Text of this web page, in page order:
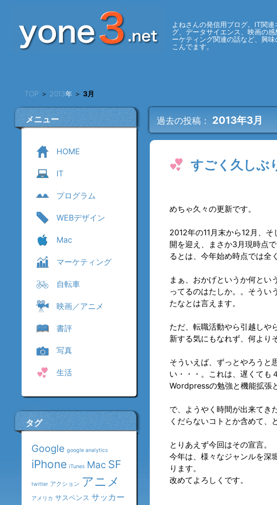
よねさんの発信用ブログ。IT関
グ、データサイエンス、映画の
ーケティング関連の話など、興
こんでます。
TOP ＞ 2013年 ＞3月
メニュー
HOME
IT
プログラム
WEBデザイン
Mac
マーケティング
自転車
映画／アニメ
書評
写真
生活
タグ
Google google analytics
iPhone iTunes Mac SF
twitter アクション アニメ
アメリカ サスペンス サッカー
過去の投稿： 2013年3月
すごく久しぶ
めちゃ久々の更新です。
2012年の11月末から12月、
開を迎え、まさか3月現時点
るとは、今年始め時点では全
まぁ、おかげというか何とい
ってるのはたしか。。そうい
たなとは言えます。
ただ、転職活動やら引越しや
新する気にもなれず、何より
そういえば、ずっとやろうと
い・・・。これは、遅くても
Wordpressの勉強と機能拡張
で、ようやく時間が出来てき
くだらないコトとか含めて、
とりあえず今回はその宣言。
今年は、様々なジャンルを深
ります。
改めてよろしくです。